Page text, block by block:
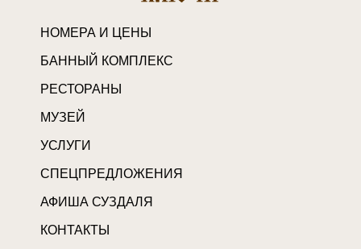
НОМЕРА И ЦЕНЫ
БАННЫЙ КОМПЛЕКС
РЕСТОРАНЫ
МУЗЕЙ
УСЛУГИ
СПЕЦПРЕДЛОЖЕНИЯ
АФИША СУЗДАЛЯ
КОНТАКТЫ